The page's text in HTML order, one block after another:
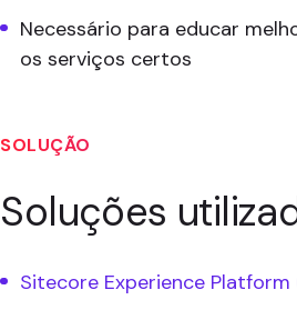
Necessário para educar
os serviços certos
SOLUÇÃO
Soluções
Sitecore Experience Platform